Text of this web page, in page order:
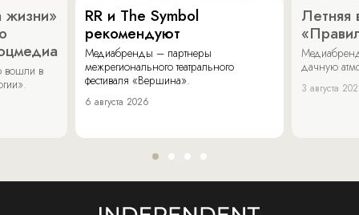
жизни»
вошли в
RR и The Symbol
рекомендуют
Медиабренды – партнеры
межрегионального театрального
фестиваля «Вершина».
6 августа 2026
Летняя
дачную
3 августа